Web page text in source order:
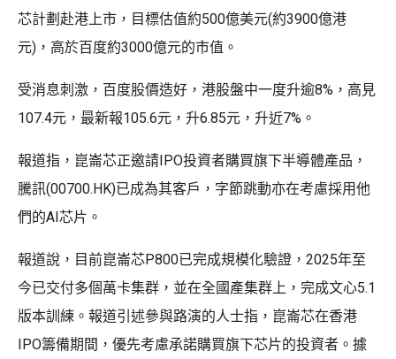
芯計劃赴港上市，目標估值約500億美元(約3900億港
元)，高於百度約3000億元的市值。
受消息刺激，百度股價造好，港股盤中一度升逾8%，高見
107.4元，最新報105.6元，升6.85元，升近7%。
報道指，崑崙芯正邀請IPO投資者購買旗下半導體產品，
騰訊(00700.HK)已成為其客戶，字節跳動亦在考慮採用他
們的AI芯片。
報道說，目前崑崙芯P800已完成規模化驗證，2025年至
今已交付多個萬卡集群，並在全國產集群上，完成文心5.1
版本訓練。報道引述參與路演的人士指，崑崙芯在香港
IPO籌備期間，優先考慮承諾購買旗下芯片的投資者。據